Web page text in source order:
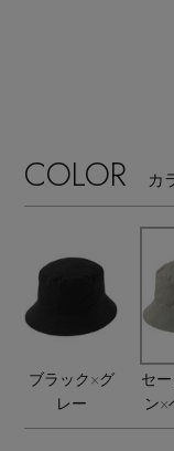
【限定】ここ
『ELLE』最新
【ジュエリー
パンツ
パンプス
スニーカー
フラットシュ
レインシュー
すべてのバッ
ショルダーバ
トートバッグ
ハンドバッグ
すべてのファ
ストール・マ
帽子・イヤー
ヘアアクセサ
アクセサリー
ピアス・イヤ
ネックレス
すべてのラン
ランジェリー
スポーツ
すべてのスポ
COLOR カ
ブラック×グ
レー
セ
ン×